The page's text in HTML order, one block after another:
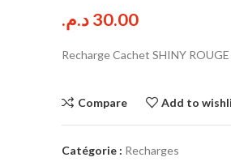
30.00د.م.
Recharge Cachet SHINY
Compare Add to
Catégorie : Recharges